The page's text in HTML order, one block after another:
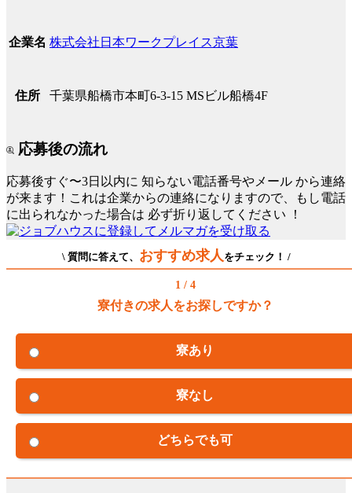
企業名 株式会社日本ワークプレイス京葉
住所 千葉県船橋市本町6-3-15 MSビル船橋4F
応募後の流れ
応募後すぐ〜3日以内に 知らない電話番号やメール から連絡
が来ます！これは企業からの連絡になりますので、もし電話
に出られなかった場合は 必ず折り返してください ！
\ 質問に答えて、 おすすめ求人をチェック！ /
1 / 4
寮付きの求人をお探しですか？
寮あり
寮なし
どちらでも可